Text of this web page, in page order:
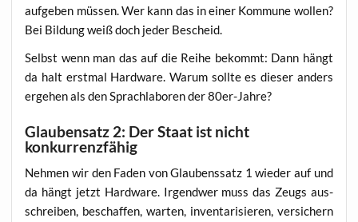
auf­ge­ben müs­sen. Wer kann das in einer Kom­mu­ne wol­len?
Bei Bil­dung weiß doch jeder Bescheid.
Selbst wenn man das auf die Rei­he bekommt: Dann hängt
da halt erst­mal Hard­ware. War­um soll­te es die­ser anders
erge­hen als den Sprach­la­bo­ren der 80er-Jahre?
Glaubensatz 2: Der Staat ist nicht
konkurrenzfähig
Neh­men wir den Faden von Glau­bens­satz 1 wie­der auf und
da hängt jetzt Hard­ware. Irgend­wer muss das Zeugs aus­
schrei­ben, beschaf­fen, war­ten, inven­ta­ri­sie­ren, ver­si­chern